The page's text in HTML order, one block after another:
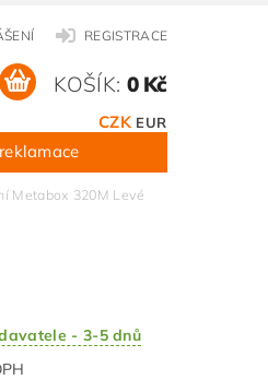
REGISTRACE
CZK EUR
KOŠÍK: 0 Kč
Metabox 320M Levé
- 3-5 dnů
DPH